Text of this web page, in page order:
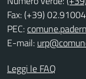
Fax: (+39)
PEC:
E-mail:
Leggi le FAQ